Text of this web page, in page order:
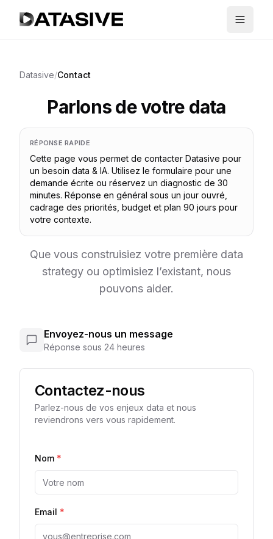
Datasive/Contact
Parlons de votre data
RÉPONSE RAPIDE
Cette page vous permet de contacter Datasive pour
un besoin data & IA. Utilisez le formulaire pour une
demande écrite ou réservez un diagnostic de 30
minutes. Réponse en général sous un jour ouvré,
cadrage des priorités, budget et plan 90 jours pour
votre contexte.
Que vous construisiez votre première data
strategy ou optimisiez l’existant, nous
pouvons aider.
Envoyez-nous un message
Réponse sous 24 heures
Contactez-nous
Parlez-nous de vos enjeux data et nous
reviendrons vers vous rapidement.
Nom *
Email *